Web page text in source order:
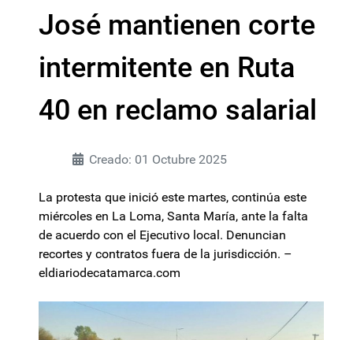
José mantienen corte
intermitente en Ruta
40 en reclamo salarial
Creado: 01 Octubre 2025
La protesta que inició este martes, continúa este
miércoles en La Loma, Santa María, ante la falta
de acuerdo con el Ejecutivo local. Denuncian
recortes y contratos fuera de la jurisdicción. –
eldiariodecatamarca.com